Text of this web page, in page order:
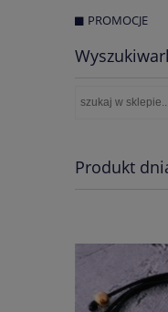
PROMOCJE
Produkt